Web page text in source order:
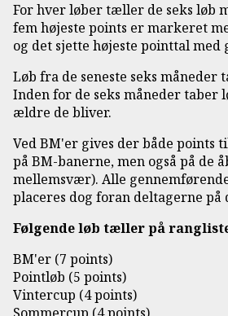
For hver løber tæller de seks løb
fem højeste points er markeret
og det sjette højeste pointtal med
Løb fra de seneste seks
Inden for de seks måneder taber
ældre de bliver.
Ved BM'er gives der både points
på BM-banerne, men også på de
mellemsvær). Alle
placeres dog foran deltagerne på
Følgende løb tæller på
BM'er (7 points)
Pointløb (5 points)
Vintercup (4 points)